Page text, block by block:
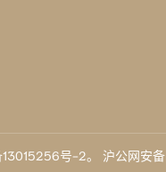
号-2。 沪公网安备